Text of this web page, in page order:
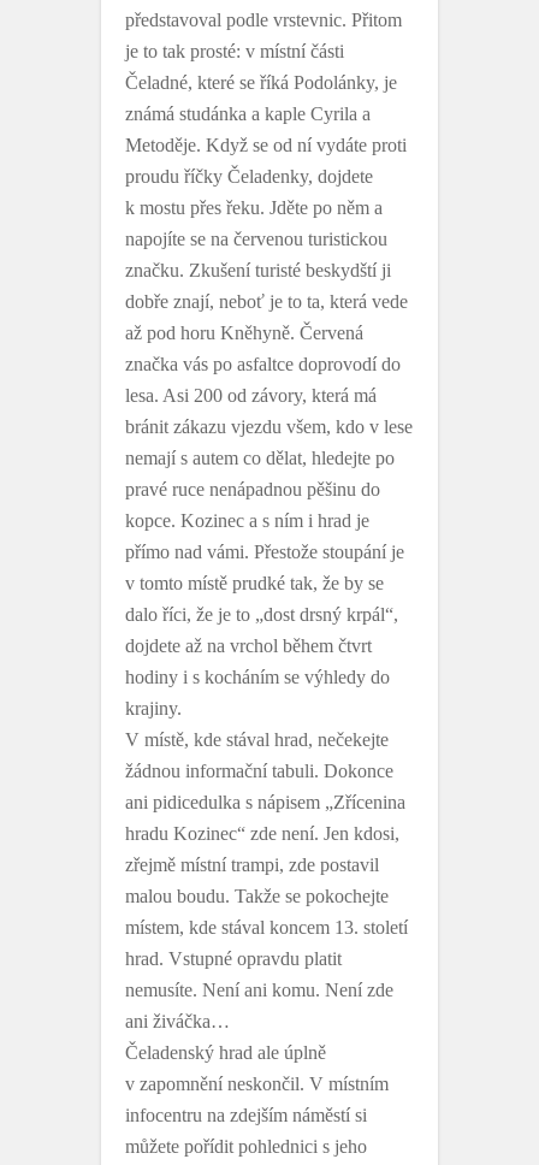
představoval podle vrstevnic. Přitom
je to tak prosté: v místní části
Čeladné, které se říká Podolánky, je
známá studánka a kaple Cyrila a
Metoděje. Když se od ní vydáte proti
proudu říčky Čeladenky, dojdete
k mostu přes řeku. Jděte po něm a
napojíte se na červenou turistickou
značku. Zkušení turisté beskydští ji
dobře znají, neboť je to ta, která vede
až pod horu Kněhyně. Červená
značka vás po asfaltce doprovodí do
lesa. Asi 200 od závory, která má
bránit zákazu vjezdu všem, kdo v lese
nemají s autem co dělat, hledejte po
pravé ruce nenápadnou pěšinu do
kopce. Kozinec a s ním i hrad je
přímo nad vámi. Přestože stoupání je
v tomto místě prudké tak, že by se
dalo říci, že je to „dost drsný krpál“,
dojdete až na vrchol během čtvrt
hodiny i s kocháním se výhledy do
krajiny.
V místě, kde stával hrad, nečekejte
žádnou informační tabuli. Dokonce
ani pidicedulka s nápisem „Zřícenina
hradu Kozinec“ zde není. Jen kdosi,
zřejmě místní trampi, zde postavil
malou boudu. Takže se pokochejte
místem, kde stával koncem 13. století
hrad. Vstupné opravdu platit
nemusíte. Není ani komu. Není zde
ani živáčka…
Čeladenský hrad ale úplně
v zapomnění neskončil. V místním
infocentru na zdejším náměstí si
můžete pořídit pohlednici s jeho